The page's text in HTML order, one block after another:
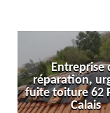
Entreprise de
urgence
toiture 62 Pas-de-
Calais